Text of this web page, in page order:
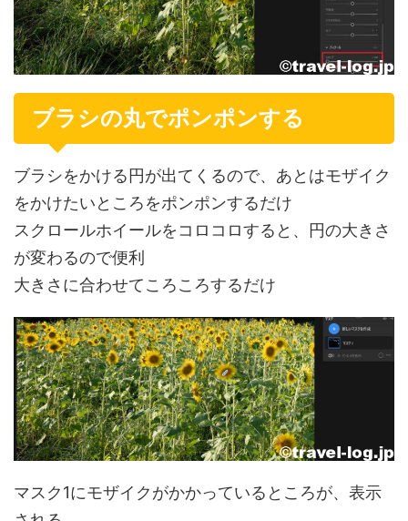
ブラシの丸でポンポンする
ブラシをかける円が出てくるので、あとはモザイク
をかけたいところをポンポンするだけ
スクロールホイールをコロコロすると、円の大きさ
が変わるので便利
大きさに合わせてころころするだけ
マスク1にモザイクがかかっているところが、表示